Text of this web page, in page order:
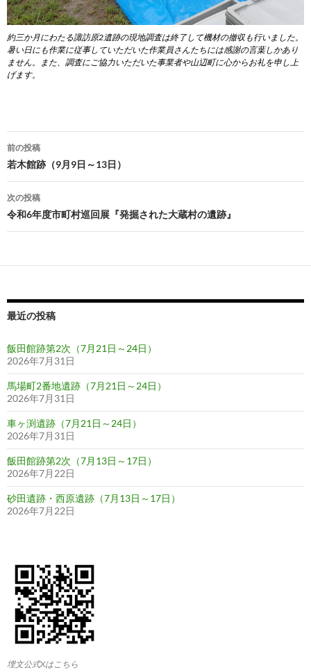
約三か月にわたる諏訪原2遺跡の現地調査は終了して機材の撤収も行いました。
暑い日にも作業に従事していただいた作業員さんたちには感謝の言葉しかあり
ません。また、調査にご協力いただいた事業者や山辺町に心からお礼を申し上
げます。
投
稿
ナ
ビ
ゲ
ー
ョ
前の投稿
若木館跡（9月9日～13日）
次の投稿
令和6年度市町村巡回展『発掘された大蔵村の遺跡』
最近の投稿
飯田館跡第2次（7月21日～24日）
2026年7月31日
馬場町2番地遺跡（7月21日～24日）
2026年7月31日
車ヶ渕遺跡（7月21日～24日）
2026年7月31日
飯田館跡第2次（7月13日～17日）
2026年7月22日
砂田遺跡・西原遺跡（7月13日～17日）
2026年7月22日
埋文公式Xはこちら